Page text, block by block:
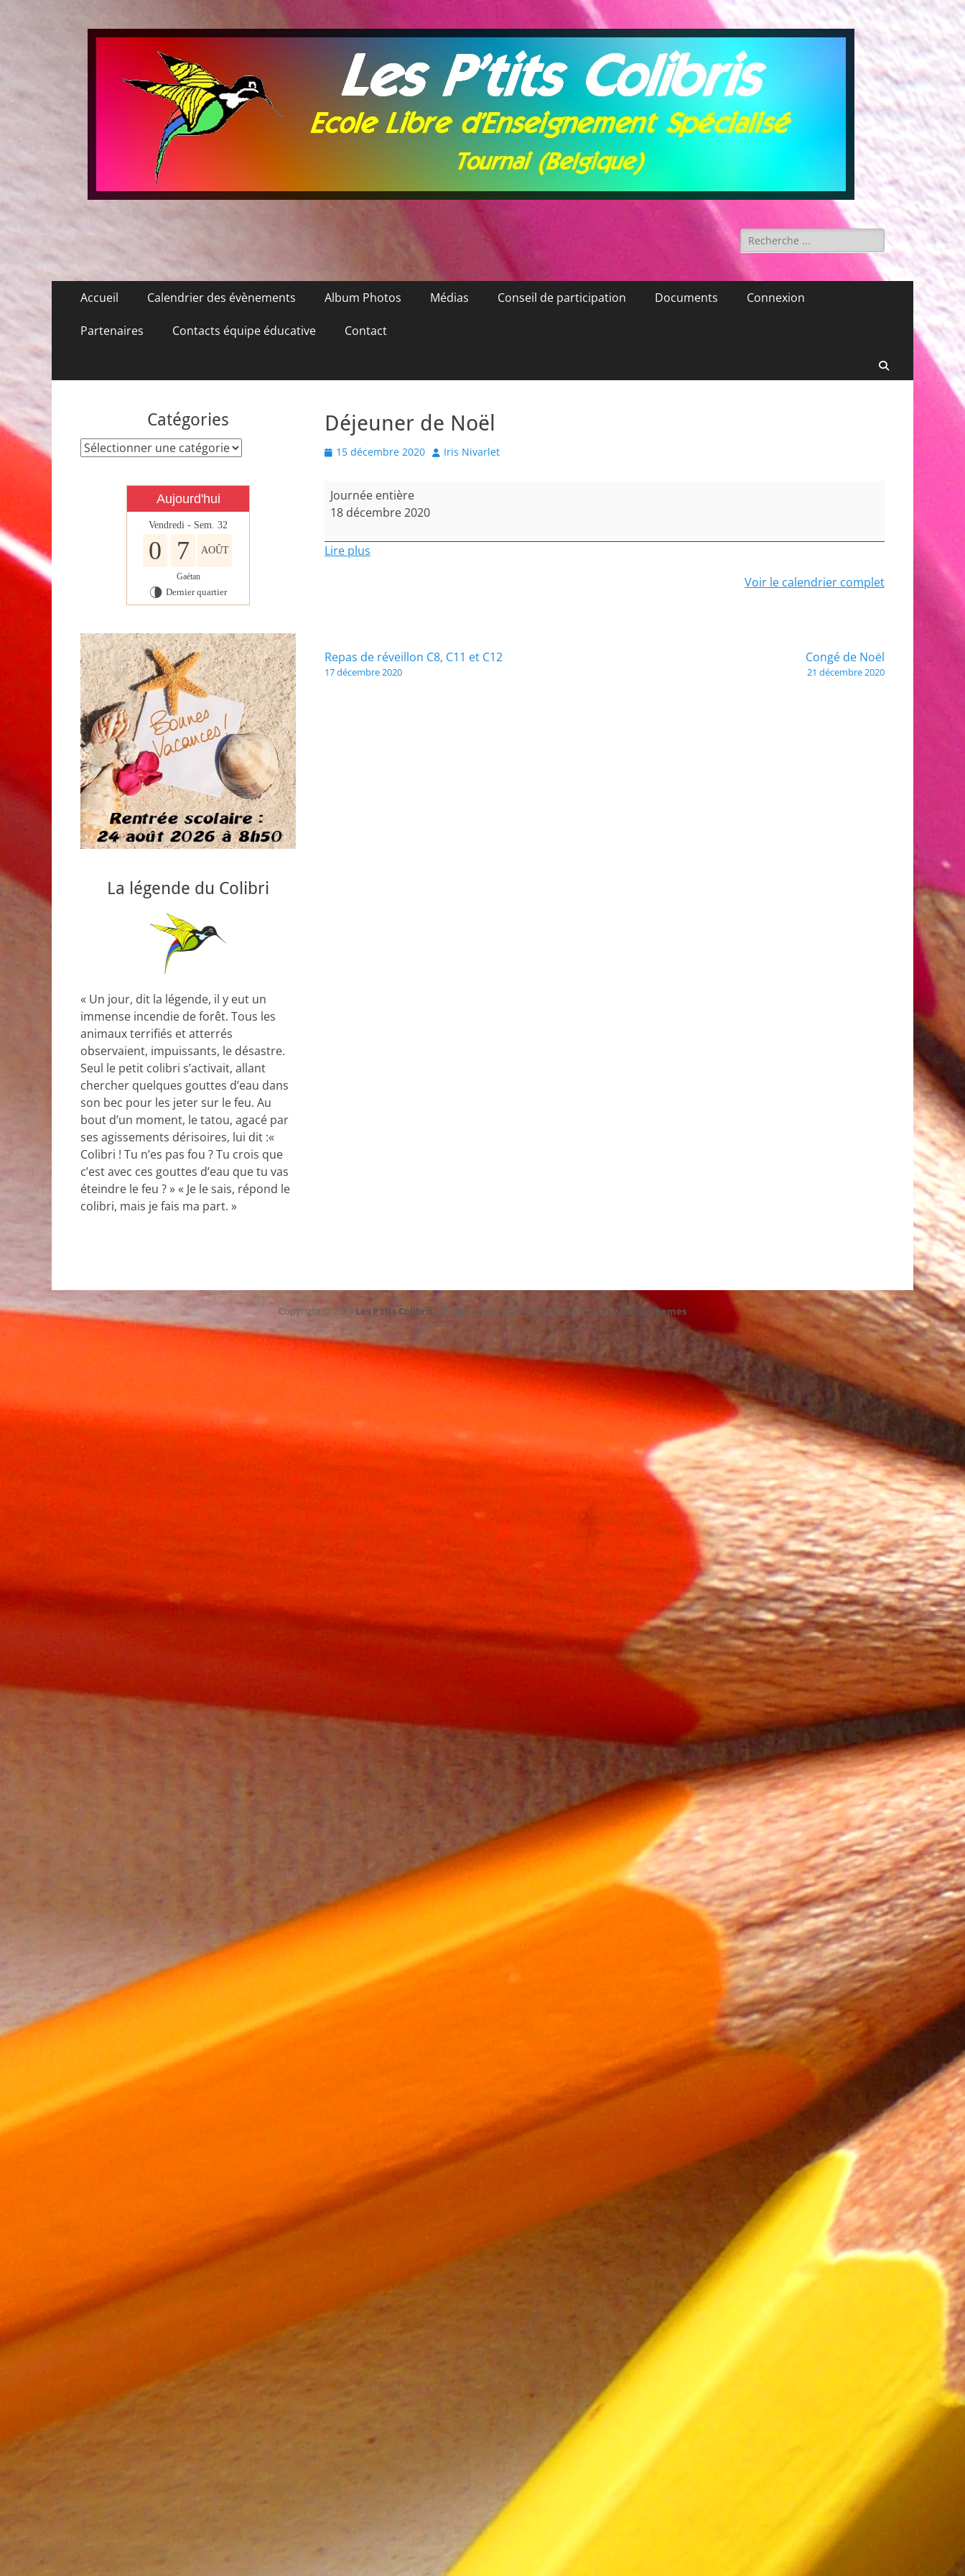
Les P'tits Colibris
Rechercher :
Menu
contenu
Accueil Calendrier des évènements Album Photos Médias Conseil de participation Documents Connexion
Partenaires Contacts équipe éducative Contact
Recherche
Déjeuner de Noël
Posted
15 décembre 2020 Author
Iris Nivarlet
Déjeuner
de
Journée entière
18 décembre 2020
Lire plus
Voir le calendrier complet
Navigation
Repas de réveillon C8, C11 et C12
17 décembre 2020
Congé de Noël
21 décembre 2020
Catégories
Catégories
Aujourd'hui
Vendredi - Sem. 32
0 7 AOÛT
Gaétan
U Dernier quartier
La légende du Colibri
« Un jour, dit la légende, il y eut un
immense incendie de forêt. Tous les
animaux terrifiés et atterrés
observaient, impuissants, le désastre.
Seul le petit colibri s’activait, allant
chercher quelques gouttes d’eau dans
son bec pour les jeter sur le feu. Au
bout d’un moment, le tatou, agacé par
ses agissements dérisoires, lui dit :«
Colibri ! Tu n’es pas fou ? Tu crois que
c’est avec ces gouttes d’eau que tu vas
éteindre le feu ? » « Je le sais, répond le
colibri, mais je fais ma part. »
Copyright © 2026 Les P'tits Colibris. All Rights Reserved. | Catch Responsive de Catch Themes